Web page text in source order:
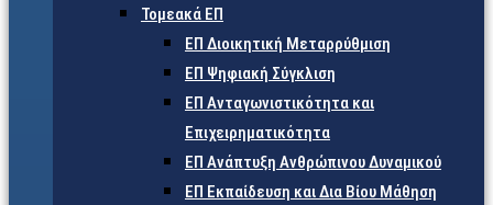
Τομεακά ΕΠ
ΕΠ Διοικητική Μεταρρύθμιση
ΕΠ Ψηφιακή Σύγκλιση
ΕΠ Ανταγωνιστικότητα και
Επιχειρηματικότητα
ΕΠ Ανάπτυξη Ανθρώπινου Δυναμικού
ΕΠ Εκπαίδευση και Δια Βίου Μάθηση